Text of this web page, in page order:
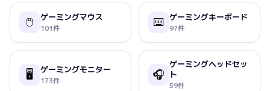
🖱️ ゲーミングマウス
101件 ⌨️ ゲーミングキーボード
97件
🖥️ ゲーミングモニター
173件 🎧
ゲーミングヘッドセッ
ト
59件